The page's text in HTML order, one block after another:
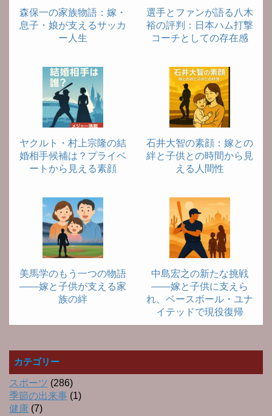
森保一の家族物語：嫁・
息子・娘が支えるサッカ
ー人生
選手とファンが語る八木
裕の評判：日本ハム打撃
コーチとしての存在感
ヤクルト・村上宗隆の結
婚相手候補は？プライベ
ートから見える素顔
石井大智の素顔：嫁との
絆と子供との時間から見
える人間性
美馬学のもう一つの物語
――嫁と子供が支える家
族の絆
中島宏之の新たな挑戦
――嫁と子供に支えら
れ、ベースボール・ユナ
イテッドで現役復帰
カテゴリー
スポーツ (286)
季節の出来事 (1)
健康 (7)